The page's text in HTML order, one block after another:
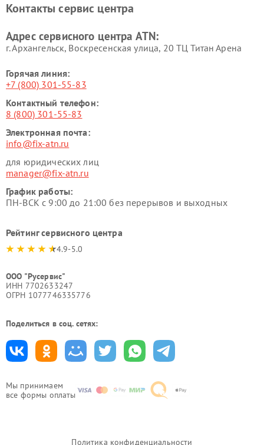
Мы принимаем
все формы оплаты
Контакты сервис центра
Адрес сервисного центра ATN:
г. Архангельск, Воскресенская улица, 20 ТЦ Титан Арена
Горячая линия:
+7 (800) 301-55-83
Контактный телефон:
8 (800) 301-55-83
Электронная почта:
info@fix-atn.ru
для юридических лиц
manager@fix-atn.ru
График работы:
ПН-ВСК с 9:00 до 21:00 без перерывов и выходных
Рейтинг сервисного центра
4.9-5.0
ООО "Русервис"
ИНН 7702633247
ОГРН 1077746335776
Поделиться в соц. сетях:
Политика конфиденциальности